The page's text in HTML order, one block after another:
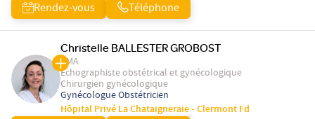
Rendez-vous Téléphone
Christelle BALLESTER GROBOST
PMA
Echographiste obstétrical et gynécologique
Chirurgien gynécologique
Gynécologue Obstétricien
Hôpital Privé La Chataigneraie - Clermont Fd